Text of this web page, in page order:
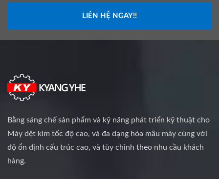
LIÊN HỆ NGAY!!
Bằng sáng chế sản phẩm và kỹ năng phát triển kỹ thuật cho
Máy dệt kim tốc độ cao, và đa dạng hóa mẫu máy cùng với
độ ổn định cấu trúc cao, và tùy chỉnh theo nhu cầu khách
hàng.